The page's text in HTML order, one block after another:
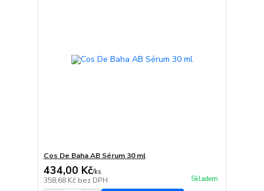
Cos De Baha AB Sérum 30 ml
434,00 Kč/ks
358,68 Kč bez DPH Skladem